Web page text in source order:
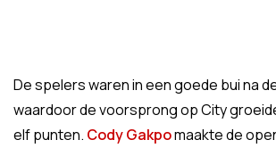
De spelers waren in een goede bui na
waardoor de voorsprong op City
elf punten. Cody Gakpomaakte de